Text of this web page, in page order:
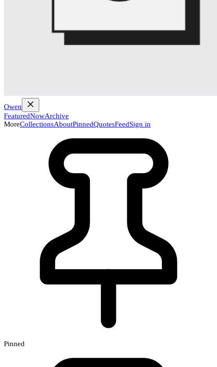
Owen
FeaturedNowArchive
MoreCollectionsAboutPinnedQuotesFeedSign in
Pinned